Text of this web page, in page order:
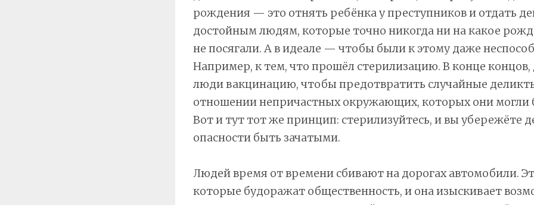
рождения — это отнять ребёнка у преступников и отдать
достойным людям, которые точно никогда ни на какое
не посягали. А в идеале — чтобы были к этому даже
Например, к тем, что прошёл стерилизацию. В конце
люди вакцинацию, чтобы предотвратить случайные
отношении непричастных окружающих, которых они могли
Вот и тут тот же принцип: стерилизуйтесь, и вы убережёте
опасности быть зачатыми.
Людей время от времени сбивают на дорогах автомобили.
которые будоражат общественность, и она изыскивает